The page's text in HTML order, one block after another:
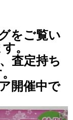
をご覧い
。
査定持ち
開催中で